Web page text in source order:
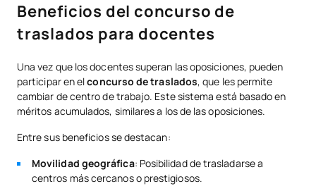
Beneficios del concurso de
traslados para docentes
Una vez que los docentes superan las oposiciones, pueden
participar en elconcurso de traslados, que les permite
cambiar de centro de trabajo. Este sistema está basado en
méritos acumulados, similares a los de las oposiciones.
Entre sus beneficios se destacan:
Movilidad geográfica: Posibilidad de trasladarse a
centros más cercanos o prestigiosos.